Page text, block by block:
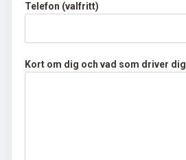
o
s
o
m
Telefon (valfritt)
Kort om dig och vad som driver dig